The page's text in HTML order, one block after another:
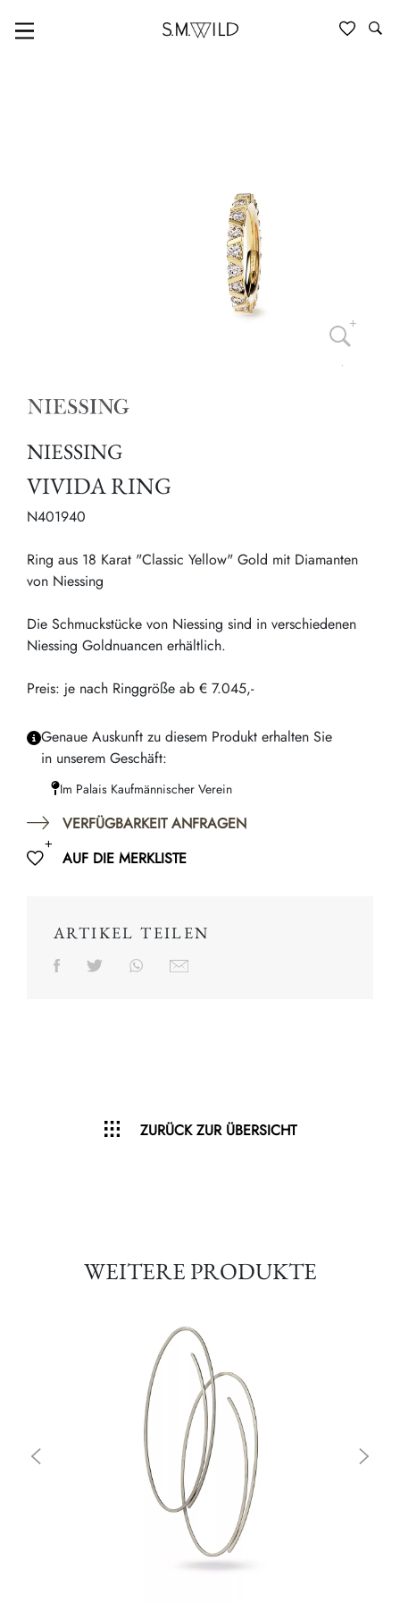
NIESSING
VIVIDA RING
N401940
Ring aus 18 Karat "Classic Yellow" Gold mit Diamanten
von Niessing
Die Schmuckstücke von Niessing sind in verschiedenen
Niessing Goldnuancen erhältlich.
Preis: je nach Ringgröße ab € 7.045,-
Genaue Auskunft zu diesem Produkt erhalten Sie
in unserem Geschäft:
Im Palais Kaufmännischer Verein
VERFÜGBARKEIT ANFRAGEN
AUF DIE MERKLISTE
ARTIKEL TEILEN
ZURÜCK ZUR ÜBERSICHT
WEITERE PRODUKTE